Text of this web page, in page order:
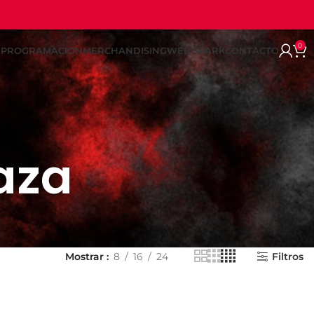
MERCHANDISINGWEB SPARK CONTACTO 0
Mostrar 8 16 24 Filtros